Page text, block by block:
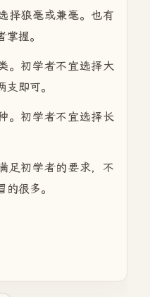
择狼毫或兼毫。也有
握。
。初学者不宜选择大
即可。
。初学者不宜选择长
足初学者的要求，不
很多。